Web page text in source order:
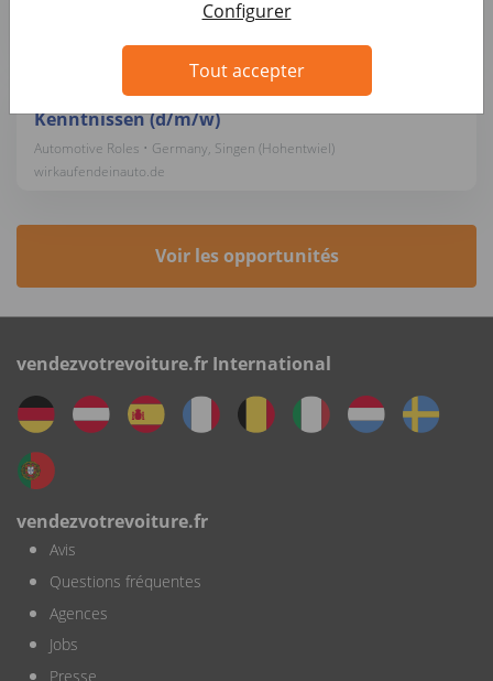
Configurer
Tout accepter
Automotive Roles • Germany, Neumünster
Bürokraft / Servicemitarbeiter mit KFZ-
Kenntnissen (d/m/w)
Automotive Roles • Germany, Singen (Hohentwiel)
wirkaufendeinauto.de
Voir les opportunités
vendezvotrevoiture.fr International
vendezvotrevoiture.fr
Avis
Questions fréquentes
Agences
Jobs
Presse